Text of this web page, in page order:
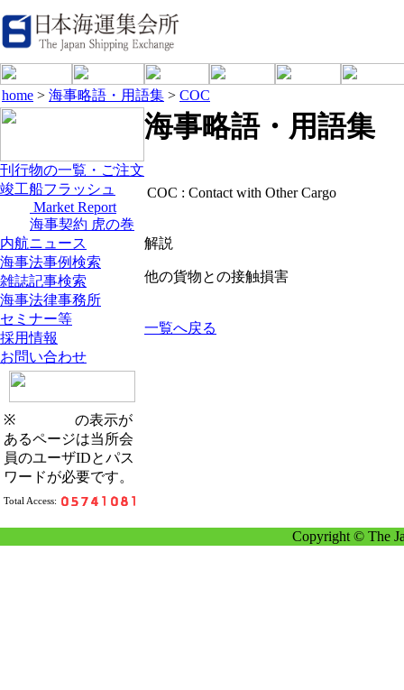
home > 海事略語・用語集 > COC
刊行物の一覧・ご注文
竣工船フラッシュ
Market Report
海事契約 虎の巻
内航ニュース
海事法事例検索
雑誌記事検索
海事法律事務所
セミナー等
採用情報
お問い合わせ
※
の表示が
あるページは当所会
員のユーザIDとパス
ワードが必要です。
Total Access:
海事略語・用語集
COC : Contact with Other Cargo
解説
他の貨物との接触損害
一覧へ戻る
Copyright © The